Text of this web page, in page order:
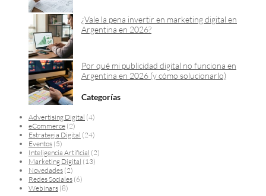
¿Vale la pena invertir en marketing digital en
Argentina en 2026?
Por qué mi publicidad digital no funciona en
Argentina en 2026 (y cómo solucionarlo)
Categorías
Advertising Digital (4)
eCommerce (2)
Estrategia Digital (24)
Eventos (5)
Inteligencia Artificial (2)
Marketing Digital (13)
Novedades (2)
Redes Sociales (6)
Webinars (8)